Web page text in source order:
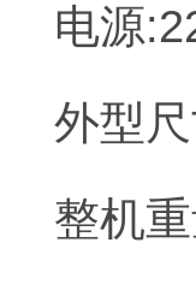
电源
外型
整机